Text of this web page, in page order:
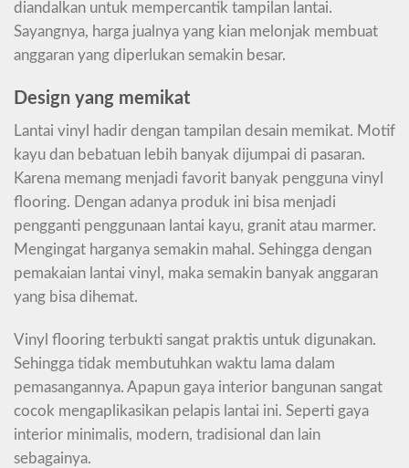
diandalkan untuk mempercantik tampilan lantai.
Sayangnya, harga jualnya yang kian melonjak membuat
anggaran yang diperlukan semakin besar.
Design yang memikat
Lantai vinyl hadir dengan tampilan desain memikat. Motif
kayu dan bebatuan lebih banyak dijumpai di pasaran.
Karena memang menjadi favorit banyak pengguna vinyl
flooring. Dengan adanya produk ini bisa menjadi
pengganti penggunaan lantai kayu, granit atau marmer.
Mengingat harganya semakin mahal. Sehingga dengan
pemakaian lantai vinyl, maka semakin banyak anggaran
yang bisa dihemat.
Vinyl flooring terbukti sangat praktis untuk digunakan.
Sehingga tidak membutuhkan waktu lama dalam
pemasangannya. Apapun gaya interior bangunan sangat
cocok mengaplikasikan pelapis lantai ini. Seperti gaya
interior minimalis, modern, tradisional dan lain
sebagainya.